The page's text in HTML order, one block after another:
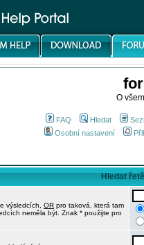
O
FAQ Hledat
Osobní nastavení
Hledat
výsledcích, OR pro taková, která tam
neměla být. Znak * použijte pro